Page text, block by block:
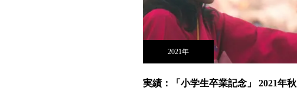
2021年
実績：「小学生卒業記念」 2021年秋